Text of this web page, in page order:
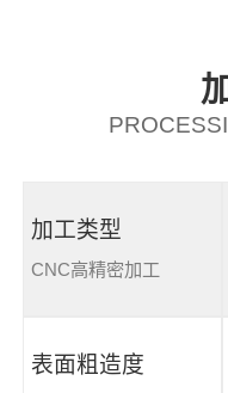
加工类型
CNC高精密加工
表面粗造度